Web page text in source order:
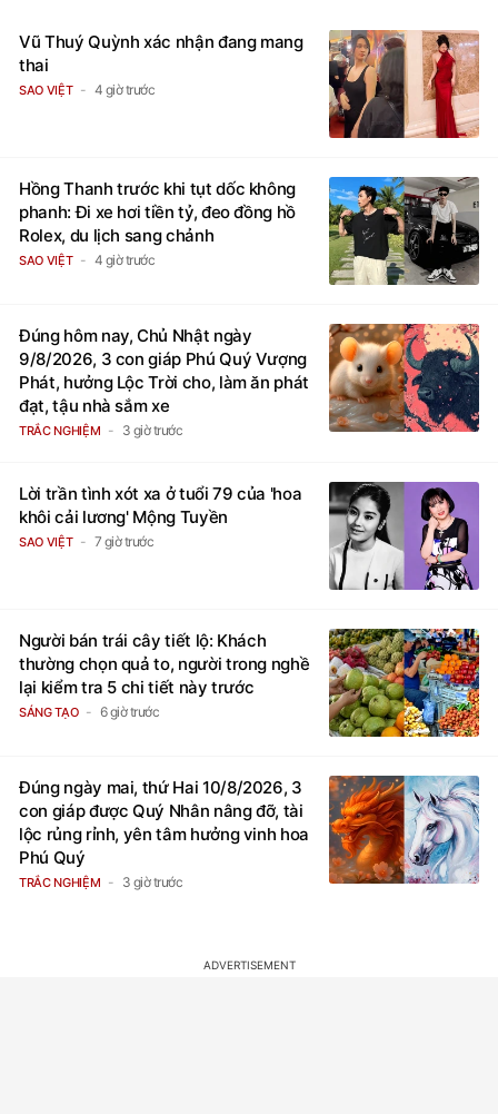
Vũ Thuý Quỳnh xác nhận đang mang
thai
SAO VIỆT 4 giờ trước
Hồng Thanh trước khi tụt dốc không
phanh: Đi xe hơi tiền tỷ, đeo đồng hồ
Rolex, du lịch sang chảnh
SAO VIỆT 4 giờ trước
Đúng hôm nay, Chủ Nhật ngày
9/8/2026, 3 con giáp Phú Quý Vượng
Phát, hưởng Lộc Trời cho, làm ăn phát
đạt, tậu nhà sắm xe
TRẮC NGHIỆM 3 giờ trước
Lời trần tình xót xa ở tuổi 79 của 'hoa
khôi cải lương' Mộng Tuyền
SAO VIỆT 7 giờ trước
Người bán trái cây tiết lộ: Khách
thường chọn quả to, người trong nghề
lại kiểm tra 5 chi tiết này trước
SÁNG TẠO 6 giờ trước
Đúng ngày mai, thứ Hai 10/8/2026, 3
con giáp được Quý Nhân nâng đỡ, tài
lộc rủng rỉnh, yên tâm hưởng vinh hoa
Phú Quý
TRẮC NGHIỆM 3 giờ trước